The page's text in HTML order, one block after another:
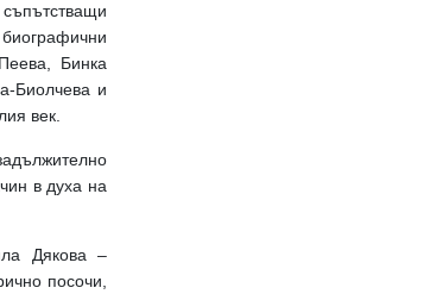
Бинка
Биолчева и
век.
в духа на
Дякова –
посочи,